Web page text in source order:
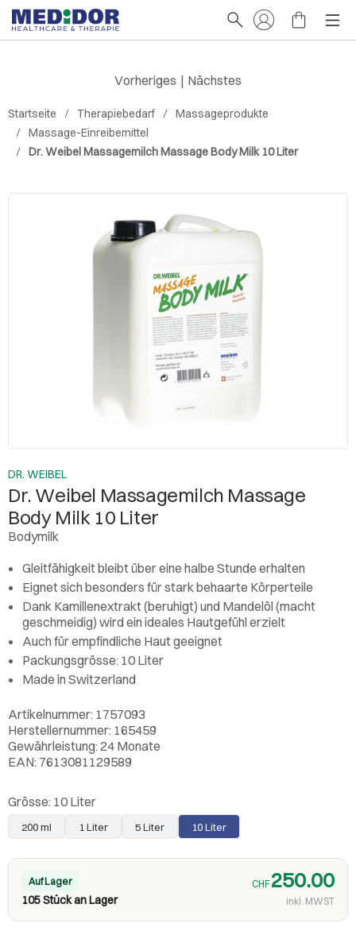
Startseite Therapiebedarf
Massageprodukte
Massage-Einreibemittel
Dr. Weibel Massagemilch Massage Body Milk 10 Liter
Vorheriges | Nächstes
DR. WEIBEL
Dr. Weibel Massagemilch Massage
Body Milk 10 Liter
Bodymilk
Gleitfähigkeit bleibt über eine halbe Stunde erhalten
Eignet sich besonders für stark behaarte Körperteile
Dank Kamillenextrakt (beruhigt) und Mandelöl (macht
geschmeidig) wird ein ideales Hautgefühl erzielt
Auch für empfindliche Haut geeignet
Packungsgrösse: 10 Liter
Made in Switzerland
Artikelnummer: 1757093
Herstellernummer: 165459
Gewährleistung: 24 Monate
EAN: 7613081129589
Grösse: 10 Liter
200 ml 1 Liter 5 Liter 10 Liter
Auf Lager
105 Stück an Lager
CHF250.00
inkl. MWST